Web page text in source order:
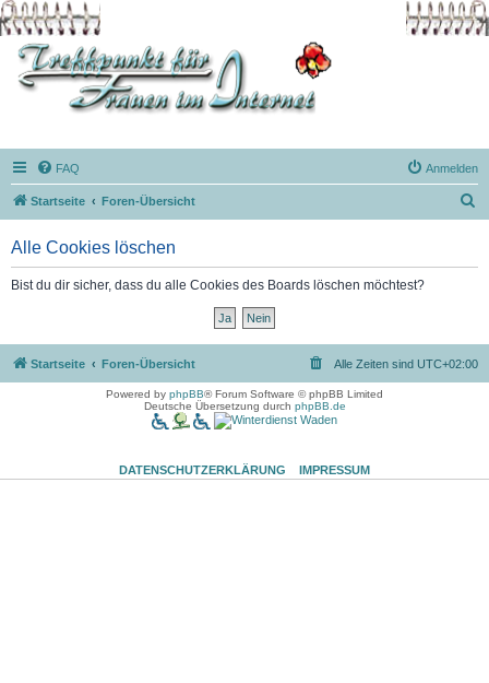
FAQ Anmelden
Startseite Foren-Übersicht
Alle Cookies löschen
Bist du dir sicher, dass du alle Cookies des Boards löschen möchtest?
Startseite Foren-Übersicht Alle Zeiten sind UTC+02:00
Powered by phpBB® Forum Software © phpBB Limited
Deutsche Übersetzung durch phpBB.de
DATENSCHUTZERKLÄRUNG IMPRESSUM